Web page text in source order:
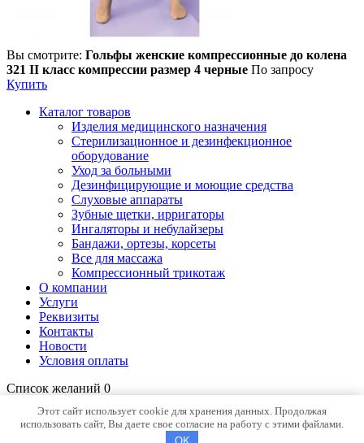
Вы смотрите: Гольфы женские компрессионные до колена
321 II класс компрессии размер 4 черные По запросу
Купить
Каталог товаров
Изделия медицинского назначения
Стерилизационное и дезинфекционное
оборудование
Уход за больными
Дезинфицирующие и моющие средства
Слуховые аппараты
Зубные щетки, ирригаторы
Ингаляторы и небулайзеры
Бандажи, ортезы, корсеты
Все для массажа
Компрессионный трикотаж
О компании
Услуги
Реквизиты
Контакты
Новости
Условия оплаты
Список желаний 0
Этот сайт использует cookie для хранения данных. Продолжая
использовать сайт, Вы даете свое согласие на работу с этими файлами.